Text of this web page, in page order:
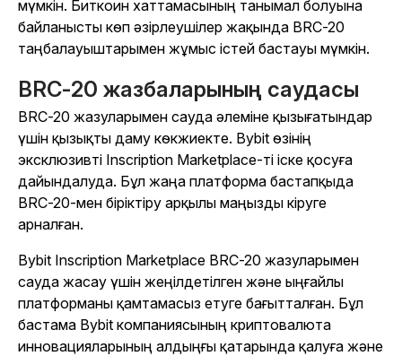
мүмкін. Биткоин хаттамасының танымал болуына
байланысты көп әзірлеушілер жақында BRC-20
таңбалауыштарымен жұмыс істей бастауы мүмкін.
BRC-20 жазбаларының саудасы
BRC-20 жазуларымен сауда әлеміне қызығатындар
үшін қызықты даму көкжиекте. Bybit өзінің
эксклюзивті Inscription Marketplace-ті іске қосуға
дайындалуда. Бұл жаңа платформа бастапқыда
BRC-20-мен біріктіру арқылы маңызды кіруге
арналған.
Bybit Inscription Marketplace BRC-20 жазуларымен
сауда жасау үшін жеңілдетілген және ыңғайлы
платформаны қамтамасыз етуге бағытталған. Бұл
бастама Bybit компаниясының криптовалюта
инновацияларының алдыңғы қатарында қалуға және